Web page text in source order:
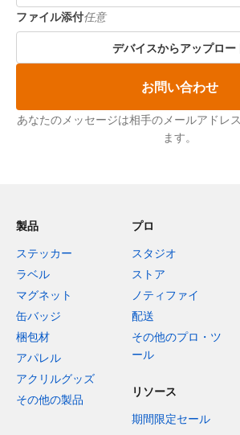
ファイル添付任意
デバイスからアップロー
お問い合わせ
あなたのメッセージは相手のメールアドレ
ます。
製品
ステッカー
ラベル
マグネット
缶バッジ
梱包材
アパレル
アクリルグッズ
その他の製品
プロ
スタジオ
ストア
ノティファイ
配送
その他のプロ・ツ
ール
リソース
期間限定セール